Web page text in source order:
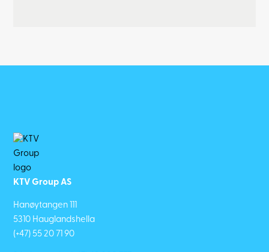
KTV Group AS
Hanøytangen 111
5310 Hauglandshella
(+47) 55 20 71 90